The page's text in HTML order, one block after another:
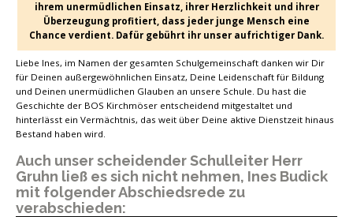
ihrem unermüdlichen Einsatz, ihrer Herzlichkeit und ihrer
Überzeugung profitiert, dass jeder junge Mensch eine
Chance verdient. Dafür gebührt ihr unser aufrichtiger Dank.
Liebe Ines, im Namen der gesamten Schulgemeinschaft danken wir Dir
für Deinen außergewöhnlichen Einsatz, Deine Leidenschaft für Bildung
und Deinen unermüdlichen Glauben an unsere Schule. Du hast die
Geschichte der BOS Kirchmöser entscheidend mitgestaltet und
hinterlässt ein Vermächtnis, das weit über Deine aktive Dienstzeit hinaus
Bestand haben wird.
Auch unser scheidender Schulleiter Herr
Gruhn ließ es sich nicht nehmen, Ines Budick
mit folgender Abschiedsrede zu
verabschieden: